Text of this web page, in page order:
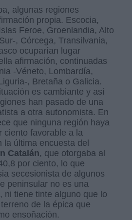
algunas regiones
propia. Escocia,
Feroe, Groenlandia, Alto
, Córcega, Transilvania,
ocuparían lugar
afirmación, continuadas
-Véneto, Lombardía,
, Bretaña o Galicia.
es cambiante y así
han pasado de una
a otra autonomista. En
que ninguna región haya
ciento favorable a la
la última encuesta del
Catalán, que otorgaba al
por ciento, lo que
secesionista de algunos
peninsular no es una
ni tiene tinte alguno que lo
de la épica que
ensoñación.